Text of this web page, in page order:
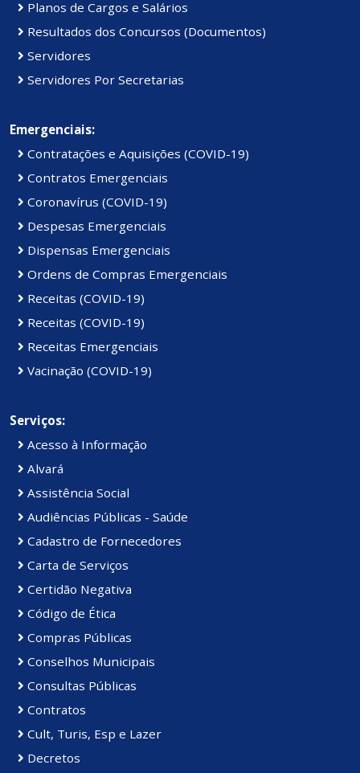
Planos de Cargos e Salários
Resultados dos Concursos (Documentos)
Servidores
Servidores Por Secretarias
Emergenciais:
Contratações e Aquisições (COVID-19)
Contratos Emergenciais
Coronavírus (COVID-19)
Despesas Emergenciais
Dispensas Emergenciais
Ordens de Compras Emergenciais
Receitas (COVID-19)
Receitas (COVID-19)
Receitas Emergenciais
Vacinação (COVID-19)
Serviços:
Acesso à Informação
Alvará
Assistência Social
Audiências Públicas - Saúde
Cadastro de Fornecedores
Carta de Serviços
Certidão Negativa
Código de Ética
Compras Públicas
Conselhos Municipais
Consultas Públicas
Contratos
Cult, Turis, Esp e Lazer
Decretos